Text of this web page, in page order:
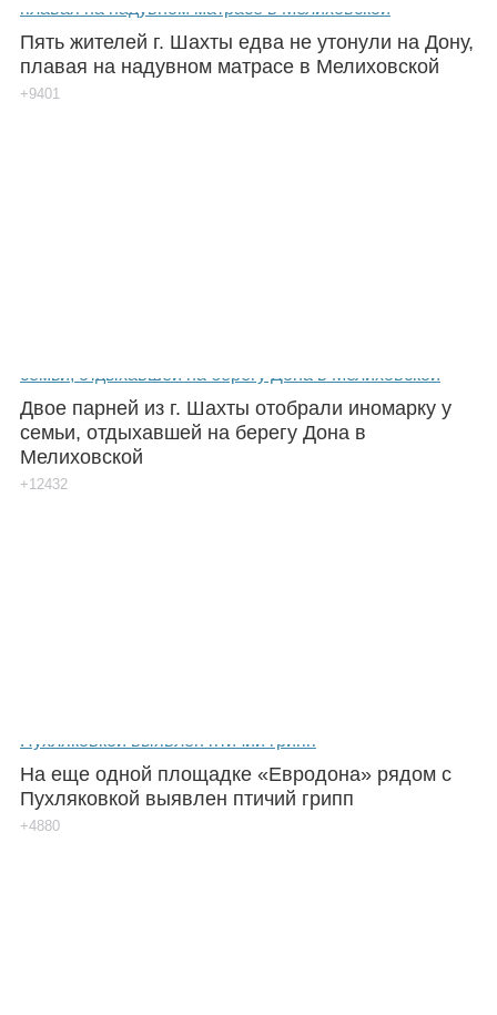
Пять жителей г. Шахты едва не утонули на Дону,
плавая на надувном матрасе в Мелиховской
+9401
Двое парней из г. Шахты отобрали иномарку у
семьи, отдыхавшей на берегу Дона в
Мелиховской
+12432
На еще одной площадке «Евродона» рядом с
Пухляковкой выявлен птичий грипп
+4880